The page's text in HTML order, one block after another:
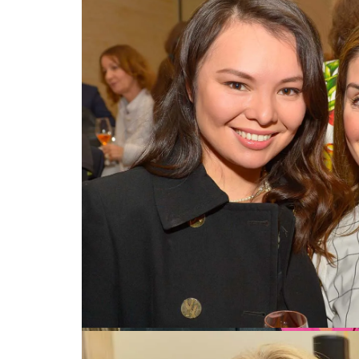
Karin Martin und Sonja Lahnstein-Kandel
Dina Baba Yeva (My culinary masterpieces) und Priscilla